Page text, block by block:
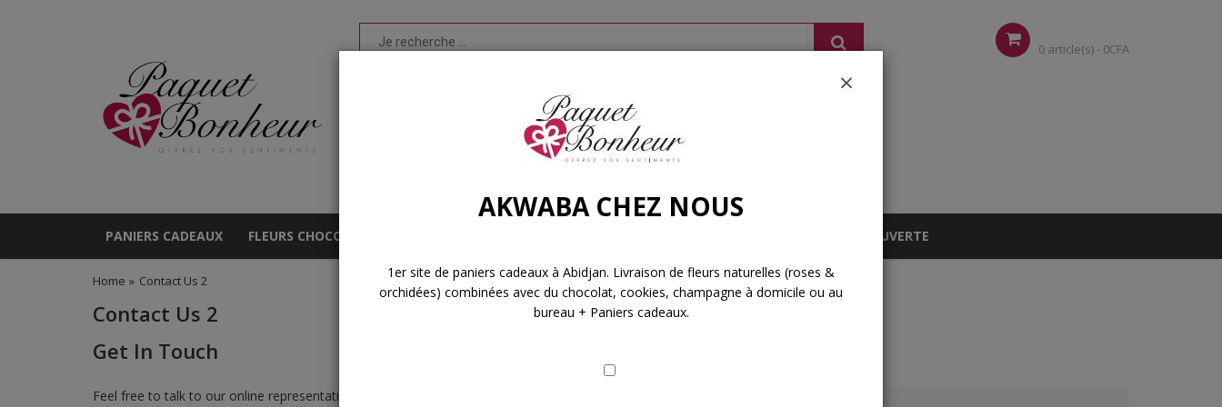
0 article(s) - 0CFA
PANIERS CADEAUX FLEURS CHOCOLAT BOX DÉCOUVERTE
Home » Contact Us 2
Contact Us 2
Get In Touch
Feel free to talk to our online representative at any time you please using our Live
×
AKWABA CHEZ NOUS
1er site de paniers cadeaux à Abidjan. Livraison de fleurs naturelles (roses &
orchidées) combinées avec du chocolat, cookies, champagne à domicile ou au
bureau + Paniers cadeaux.